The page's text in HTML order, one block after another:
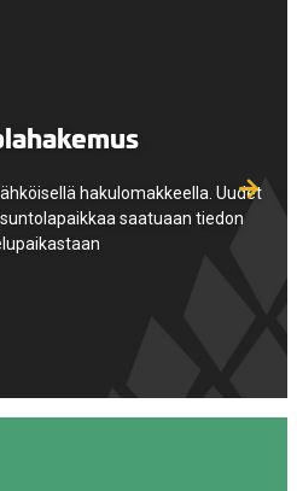
hakulomakkeella. Uudet
saatuaan tiedon